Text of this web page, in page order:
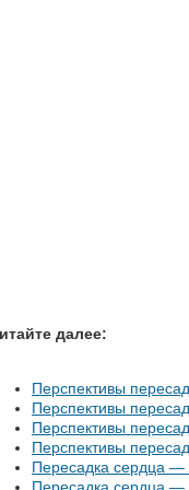
далее:
Перспективы
Перспективы
Перспективы
Перспективы
Пересадка сердца —